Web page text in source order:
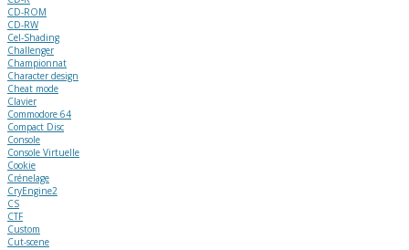
CD-ROM
CD-RW
Cel-Shading
Challenger
Championnat
Character design
Cheat mode
Clavier
Commodore 64
Compact Disc
Console
Console Virtuelle
Cookie
Crénelage
CryEngine2
CS
CTF
Custom
Cut-scene